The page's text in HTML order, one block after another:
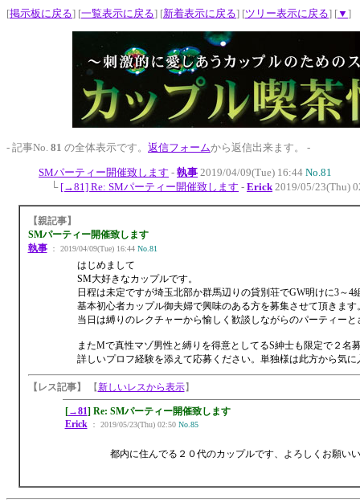
[掲示板に戻る] [一覧表示に戻る] [新着表示に戻る] [ツリー表示に戻る] [▼ ]
- 記事No. 81 の全体表示です。 返信フォームから返信出来ます。 -
SMパーティー開催致します - 執事 2019/04/09(Tue) 16:44 No.81
└ [→81] Re: SMパーティー開催致します - Erick2019/05/23(Thu)
【親記事】
SMパーティー開催致します
執事： 2019/04/09(Tue) 16:44 No.81
はじめまして
SM大好きなカップルです。
日程は未定ですが埼玉北部か群馬辺りの貸別荘でGW明けに3～4
基本初心者カップル御夫婦で興味のある方を募集させて頂きます
当日は縛りのレクチャーから愉しく歓談しながらのパーティー
またMで真性マゾ男性と縛りを得意としてるS紳士も限定で２名
詳しいプロフ経験を添えて応募ください。単独様は此方から気
【レス記事】 【新しいレスから表示】
[→81] Re: SMパーティー開催致します
Erick ： 2019/05/23(Thu) 02:50 No.85
都内に住んでる２０代のカップルです、よろしくお願い